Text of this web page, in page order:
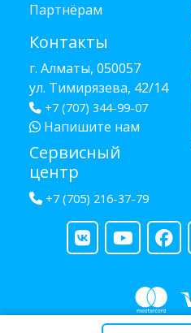
Партнёрам
Контакты
г. Алматы, 050057
ул. Тимирязева, 42/14
+7 (707) 344-99-07
Напишите нам
Сервисный
центр
+7 (705) 216-37-79